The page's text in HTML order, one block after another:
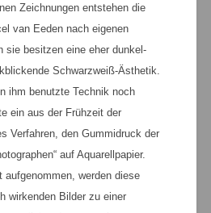
Zeichnungen entstehen die
van Eeden nach eigenen
sie besitzen eine eher dunkel-
Schwarzweiß-Ästhetik.
ihm benutzte Technik noch
ein aus der Frühzeit der
Verfahren, den Gummidruck der
auf Aquarellpapier.
aufgenommen, werden diese
wirkenden Bilder zu einer